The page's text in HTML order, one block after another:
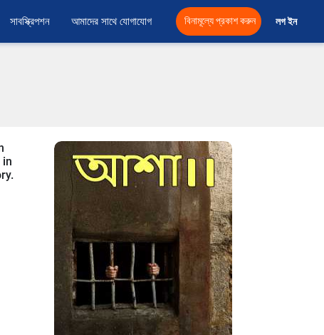
সাবস্ক্রিপশন আমাদের সাথে যোগাযোগ বিনামূল্যে প্রকাশ করুন লগ ইন
in